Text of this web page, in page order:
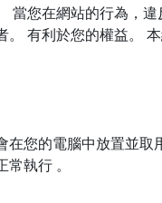
當您在網站的行為，
有利於您的權益。
您的電腦中放置並取
執行 。